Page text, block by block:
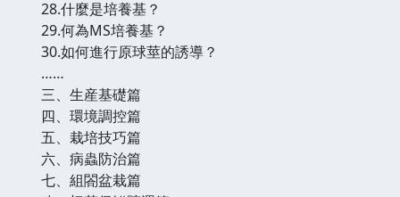
28.什麼是培養基？
29.何為MS培養基？
30.如何進行原球莖的誘導？
……
三、生産基礎篇
四、環境調控篇
五、栽培技巧篇
六、病蟲防治篇
七、組閤盆栽篇